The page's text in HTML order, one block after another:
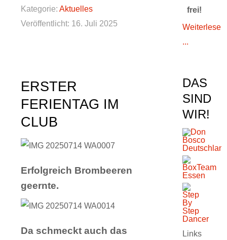
Kategorie:Aktuelles
Veröffentlicht: 16. Juli 2025
ERSTER
FERIENTAG IM
CLUB
Erfolgreich Brombeeren
geernte.
Da schmeckt auch das
frei!
Weiterlesen
...
DAS
SIND
WIR!
Links